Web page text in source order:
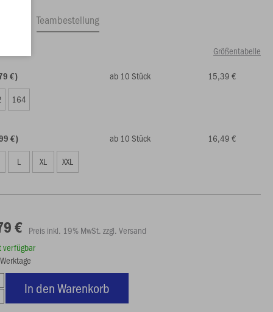
Teambestellung
Größentabelle
€) ab 10 Stück
15,39 €
164
€) ab 10 Stück
16,49 €
L
XL XXL
€ Preis inkl. 19% MwSt. zzgl. Versand
verfügbar
In den Warenkorb